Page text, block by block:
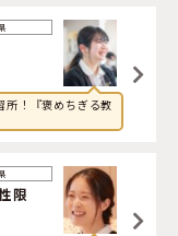
・
赤城自動車教習所
島根県・東雲学園
共立自動車学校・日野
所！『褒めちぎる教
限